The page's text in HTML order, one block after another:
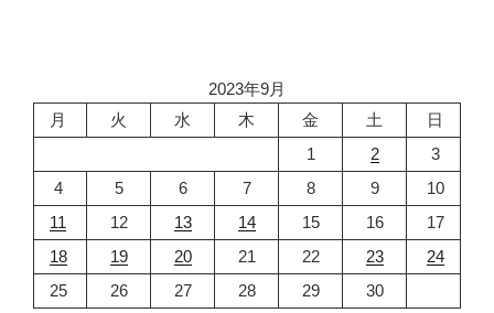
2023年9月
月
火 水 木 金 土
日
1
2
3
4
5 6 7 8 9
10
11
12 13 14 15 16
17
18
19 20 21 22 23
24
25
26 27 28 29
30